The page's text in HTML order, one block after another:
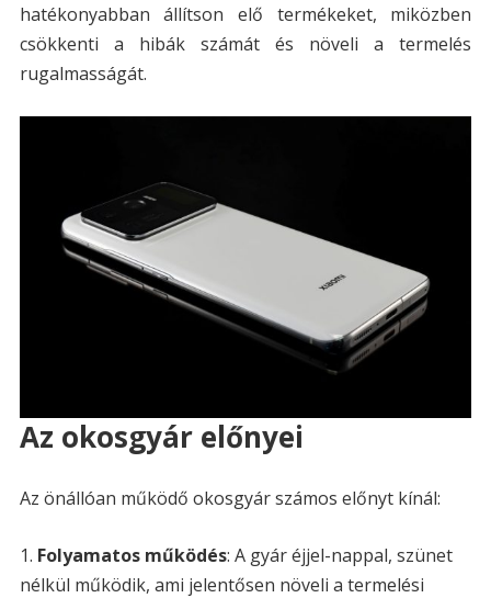
hatékonyabban állítson elő termékeket, miközben
csökkenti a hibák számát és növeli a termelés
rugalmasságát.
Az okosgyár előnyei
Az önállóan működő okosgyár számos előnyt kínál:
Folyamatos működés: A gyár éjjel-nappal, szünet
nélkül működik, ami jelentősen növeli a termelési